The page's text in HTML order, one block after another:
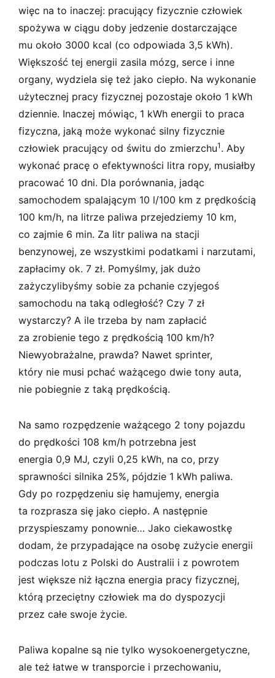
więc na to inaczej: pracujący fizycznie człowiek
spożywa w ciągu doby jedzenie dostarczające
mu około 3000 kcal (co odpowiada 3,5 kWh).
Większość tej energii zasila mózg, serce i inne
organy, wydziela się też jako ciepło. Na wykonanie
użytecznej pracy fizycznej pozostaje około 1 kWh
dziennie. Inaczej mówiąc, 1 kWh energii to praca
fizyczna, jaką może wykonać silny fizycznie
człowiek pracujący od świtu do zmierzchu1 . Aby
wykonać pracę o efektywności litra ropy, musiałby
pracować 10 dni. Dla porównania, jadąc
samochodem spalającym 10 l/100 km z prędkością
100 km/h, na litrze paliwa przejedziemy 10 km,
co zajmie 6 min. Za litr paliwa na stacji
benzynowej, ze wszystkimi podatkami i narzutami,
zapłacimy ok. 7 zł. Pomyślmy, jak dużo
zażyczylibyśmy sobie za pchanie czyjegoś
samochodu na taką odległość? Czy 7 zł
wystarczy? A ile trzeba by nam zapłacić
za zrobienie tego z prędkością 100 km/h?
Niewyobrażalne, prawda? Nawet sprinter,
który nie musi pchać ważącego dwie tony auta,
nie pobiegnie z taką prędkością.
Na samo rozpędzenie ważącego 2 tony pojazdu
do prędkości 108 km/h potrzebna jest
energia 0,9 MJ, czyli 0,25 kWh, na co, przy
sprawności silnika 25%, pójdzie 1 kWh paliwa.
Gdy po rozpędzeniu się hamujemy, energia
ta rozprasza się jako ciepło. A następnie
przyspieszamy ponownie… Jako ciekawostkę
dodam, że przypadające na osobę zużycie energii
podczas lotu z Polski do Australii i z powrotem
jest większe niż łączna energia pracy fizycznej,
którą przeciętny człowiek ma do dyspozycji
przez całe swoje życie.
Paliwa kopalne są nie tylko wysokoenergetyczne,
ale też łatwe w transporcie i przechowaniu,